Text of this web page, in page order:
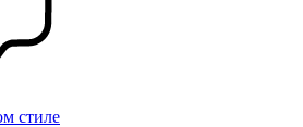
стиле